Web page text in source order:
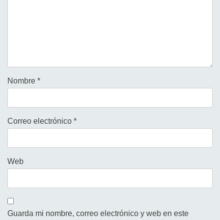
Nombre *
Correo electrónico *
Web
Guarda mi nombre, correo electrónico y web en este